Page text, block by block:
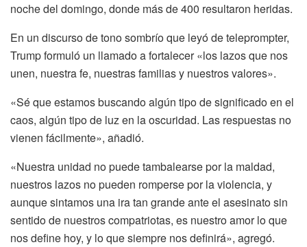
noche del domingo, donde más de 400 resultaron heridas.
En un discurso de tono sombrío que leyó de teleprompter,
Trump formuló un llamado a fortalecer «los lazos que nos
unen, nuestra fe, nuestras familias y nuestros valores».
«Sé que estamos buscando algún tipo de significado en el
caos, algún tipo de luz en la oscuridad. Las respuestas no
vienen fácilmente», añadió.
«Nuestra unidad no puede tambalearse por la maldad,
nuestros lazos no pueden romperse por la violencia, y
aunque sintamos una ira tan grande ante el asesinato sin
sentido de nuestros compatriotas, es nuestro amor lo que
nos define hoy, y lo que siempre nos definirá», agregó.